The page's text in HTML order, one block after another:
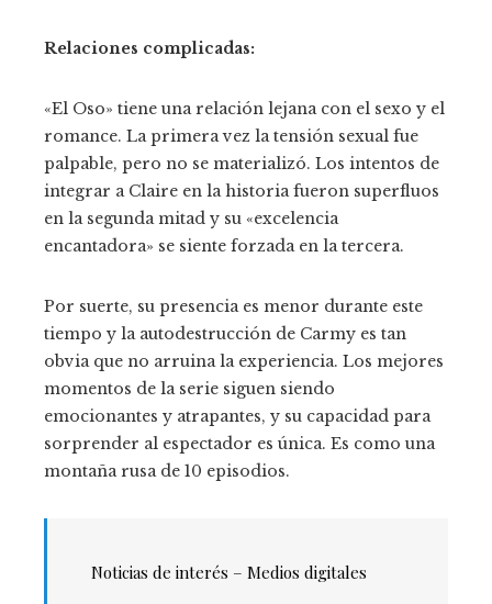
Relaciones complicadas:
«El Oso» tiene una relación lejana con el sexo y el
romance. La primera vez la tensión sexual fue
palpable, pero no se materializó. Los intentos de
integrar a Claire en la historia fueron superfluos
en la segunda mitad y su «excelencia
encantadora» se siente forzada en la tercera.
Por suerte, su presencia es menor durante este
tiempo y la autodestrucción de Carmy es tan
obvia que no arruina la experiencia. Los mejores
momentos de la serie siguen siendo
emocionantes y atrapantes, y su capacidad para
sorprender al espectador es única. Es como una
montaña rusa de 10 episodios.
Noticias de interés – Medios digitales